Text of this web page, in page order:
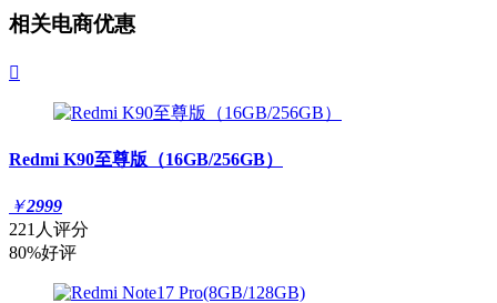
相关电商优惠

Redmi K90至尊版（16GB/256GB）
￥2999
221人评分
80%好评